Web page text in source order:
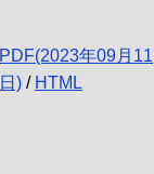
PDF(2023年09月11
日) / HTML